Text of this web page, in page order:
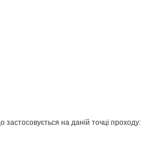
на даній точці проходу: